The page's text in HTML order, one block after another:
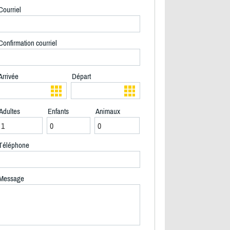
courriel
Départ
Enfants Animaux